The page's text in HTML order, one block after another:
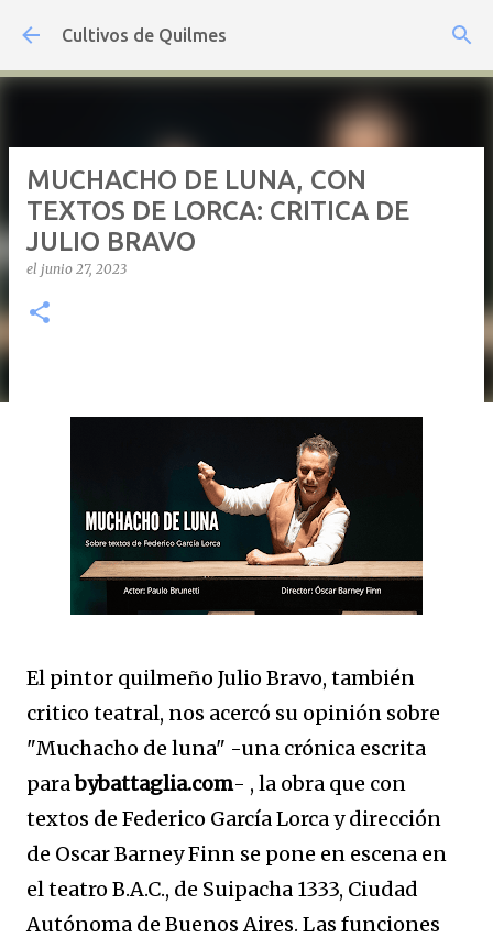
Ir al contenido principal
Cultivos de Quilmes
MUCHACHO DE LUNA, CON
TEXTOS DE LORCA: CRITICA DE
JULIO BRAVO
el junio 27, 2023
El pintor quilmeño Julio Bravo, también
critico teatral, nos acercó su opinión sobre
"Muchacho de luna" -una crónica escrita
parabybattaglia.com- , la obra que con
textos de Federico García Lorca y dirección
de Oscar Barney Finn se pone en escena en
el teatro B.A.C., de Suipacha 1333, Ciudad
Autónoma de Buenos Aires. Las funciones